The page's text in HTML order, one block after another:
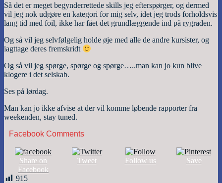
Så det er meget begynderrettede skills jeg efterspørger, og dermed
vil jeg nok udgøre en kategori for mig selv, idet jeg trods forholdsvis
lang tid med foil, ikke har fået det grundlæggende ind på rygraden.
Og så vil jeg selvfølgelig holde øje med alle de andre kursister, og
iagttage deres fremskridt
Og så vil jeg spørge, spørge og spørge…..man kan jo kun blive
klogere i det selskab.
Ses på lørdag.
Man kan jo ikke afvise at der vil komme løbende rapporter fra
weekenden, stay tuned.
Facebook Comments
Share on
Facebook
Tweet Follow us Save
915